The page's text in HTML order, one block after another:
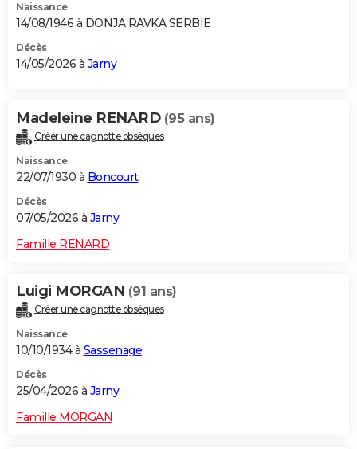
Naissance
14/08/1946 à DONJA RAVKA SERBIE
Décès
14/05/2026 à Jarny
Madeleine RENARD (95 ans)
Créer une cagnotte obsèques
Naissance
22/07/1930 à Boncourt
Décès
07/05/2026 à Jarny
Famille RENARD
Luigi MORGAN (91 ans)
Créer une cagnotte obsèques
Naissance
10/10/1934 à Sassenage
Décès
25/04/2026 à Jarny
Famille MORGAN